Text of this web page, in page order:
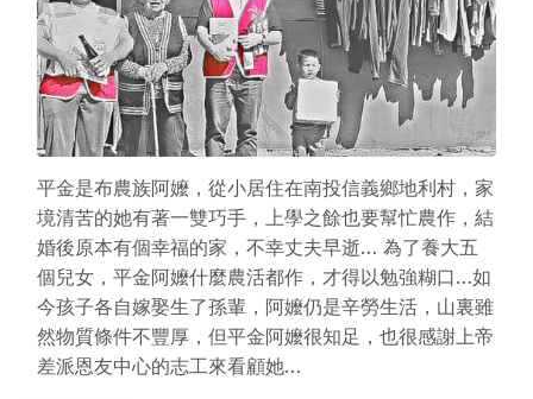
平金是布農族阿嬤，從小居住在南投信義鄉地利村，家
境清苦的她有著一雙巧手，上學之餘也要幫忙農作，結
婚後原本有個幸福的家，不幸丈夫早逝… 為了養大五
個兒女，平金阿嬤什麼農活都作，才得以勉強糊口…如
今孩子各自嫁娶生了孫輩，阿嬤仍是辛勞生活，山裏雖
然物質條件不豐厚，但平金阿嬤很知足，也很感謝上帝
差派恩友中心的志工來看顧她…